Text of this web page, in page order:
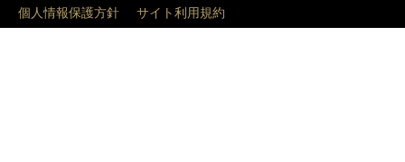
個人情報保護方針 サイト利用規約